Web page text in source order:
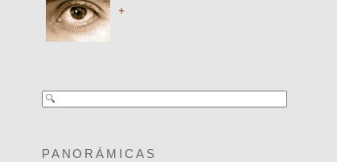
+
PANORÁMICAS